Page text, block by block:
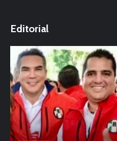
Editorial